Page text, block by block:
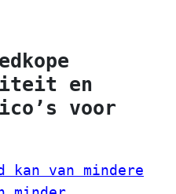
en
voor
kan van mindere